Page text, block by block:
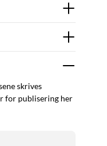
skrives
for publisering her